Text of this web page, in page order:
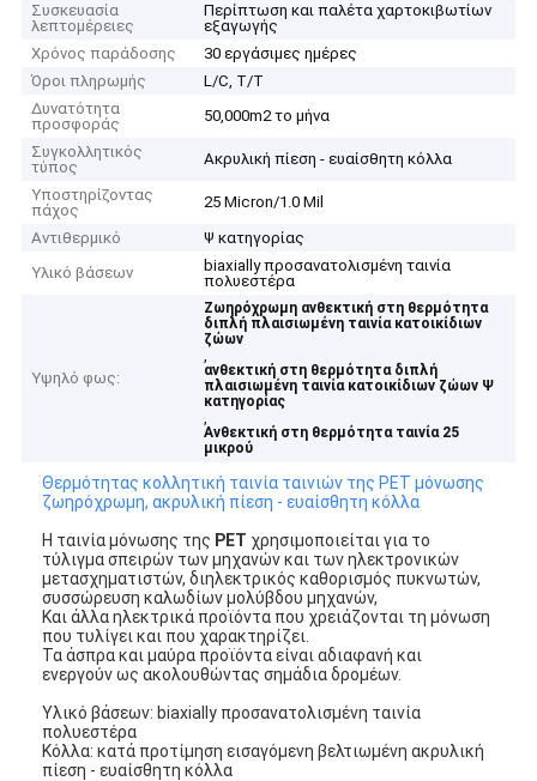
Συσκευασία
λεπτομέρειες
Περίπτωση και παλέτα χαρτοκιβωτίων
εξαγωγής
Χρόνος παράδοσης
30 εργάσιμες ημέρες
Όροι πληρωμής
L/C, T/T
Δυνατότητα
προσφοράς
50,000m2 το μήνα
Συγκολλητικός
τύπος
Ακρυλική πίεση - ευαίσθητη κόλλα
Υποστηρίζοντας
πάχος
25 Micron/1.0 Mil
Αντιθερμικό
Ψ κατηγορίας
Υλικό βάσεων
biaxially προσανατολισμένη ταινία
πολυεστέρα
Υψηλό φως:
Ζωηρόχρωμη ανθεκτική στη θερμότητα
διπλή πλαισιωμένη ταινία κατοικίδιων
ζώων
,
ανθεκτική στη θερμότητα διπλή
πλαισιωμένη ταινία κατοικίδιων ζώων Ψ
κατηγορίας
,
Ανθεκτική στη θερμότητα ταινία 25
μικρού
Θερμότητας κολλητική ταινία ταινιών της PET μόνωσης
ζωηρόχρωμη, ακρυλική πίεση - ευαίσθητη κόλλα
Η ταινία μόνωσης της PET χρησιμοποιείται για το
τύλιγμα σπειρών των μηχανών και των ηλεκτρονικών
μετασχηματιστών, διηλεκτρικός καθορισμός πυκνωτών,
συσσώρευση καλωδίων μολύβδου μηχανών,
Και άλλα ηλεκτρικά προϊόντα που χρειάζονται τη μόνωση
που τυλίγει και που χαρακτηρίζει.
Τα άσπρα και μαύρα προϊόντα είναι αδιαφανή και
ενεργούν ως ακολουθώντας σημάδια δρομέων.
Υλικό βάσεων: biaxially προσανατολισμένη ταινία
πολυεστέρα
Κόλλα: κατά προτίμηση εισαγόμενη βελτιωμένη ακρυλική
πίεση - ευαίσθητη κόλλα